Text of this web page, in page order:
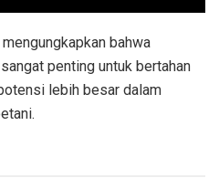
bahwa
penting untuk bertahan
lebih besar dalam